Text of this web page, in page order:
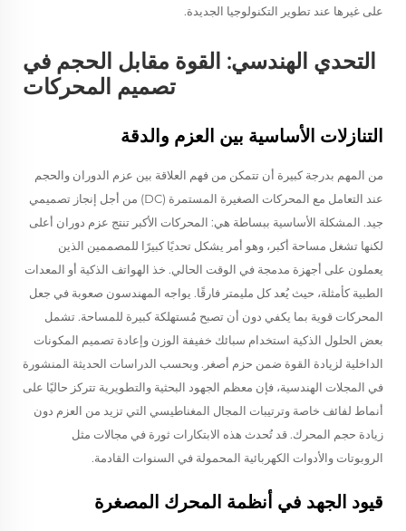
على غيرها عند تطوير التكنولوجيا الجديدة.
التحدي الهندسي: القوة مقابل الحجم في
تصميم المحركات
التنازلات الأساسية بين العزم والدقة
من المهم بدرجة كبيرة أن تتمكن من فهم العلاقة بين عزم الدوران والحجم
عند التعامل مع المحركات الصغيرة المستمرة (DC) من أجل إنجاز تصميمي
جيد. المشكلة الأساسية ببساطة هي: المحركات الأكبر تنتج عزم دوران أعلى
لكنها تشغل مساحة أكبر، وهو أمر يشكل تحديًا كبيرًا للمصممين الذين
يعملون على أجهزة مدمجة في الوقت الحالي. خذ الهواتف الذكية أو المعدات
الطبية كأمثلة، حيث يُعد كل مليمتر فارقًا. يواجه المهندسون صعوبة في جعل
المحركات قوية بما يكفي دون أن تصبح مُستهلكة كبيرة للمساحة. تشمل
بعض الحلول الذكية استخدام سبائك خفيفة الوزن وإعادة تصميم المكونات
الداخلية لزيادة القوة ضمن حزم أصغر. وبحسب الدراسات الحديثة المنشورة
في المجلات الهندسية، فإن معظم الجهود البحثية والتطويرية تتركز حاليًا على
أنماط لفائف خاصة وترتيبات المجال المغناطيسي التي تزيد من العزم دون
زيادة حجم المحرك. قد تُحدث هذه الابتكارات ثورة في مجالات مثل
الروبوتات والأدوات الكهربائية المحمولة في السنوات القادمة.
قيود الجهد في أنظمة المحرك المصغرة